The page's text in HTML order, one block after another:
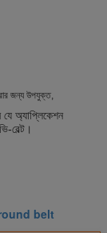
জন্য উপযুক্ত,
যে অ্যাপ্লিকেশন
বেল্ট।
belt